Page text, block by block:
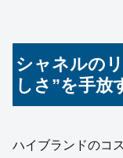
シャネルの
しさ”を手放
ハイブランドのコ